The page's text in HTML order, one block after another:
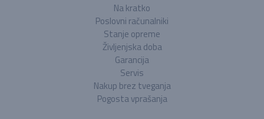
Na kratko
Poslovni računalniki
Stanje opreme
Življenjska doba
Garancija
Servis
Nakup brez tveganja
Pogosta vprašanja